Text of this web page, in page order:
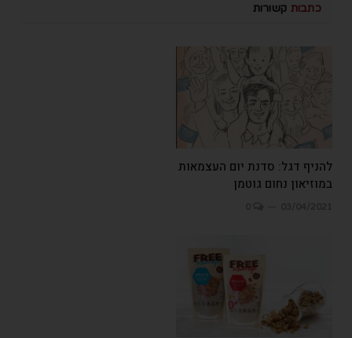
כתבות קשורות
להניף דגל: סדנת יום העצמאות
במוזיאון נחום גוטמן